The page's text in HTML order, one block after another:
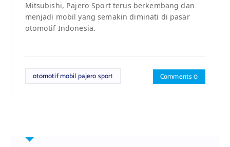
Mitsubishi, Pajero Sport terus berkembang dan
menjadi mobil yang semakin diminati di pasar
otomotif Indonesia.
otomotif mobil pajero sport Comments 0